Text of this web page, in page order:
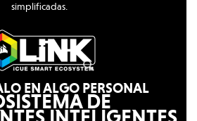
simplificadas.
EN ALGO PERSONAL
DE